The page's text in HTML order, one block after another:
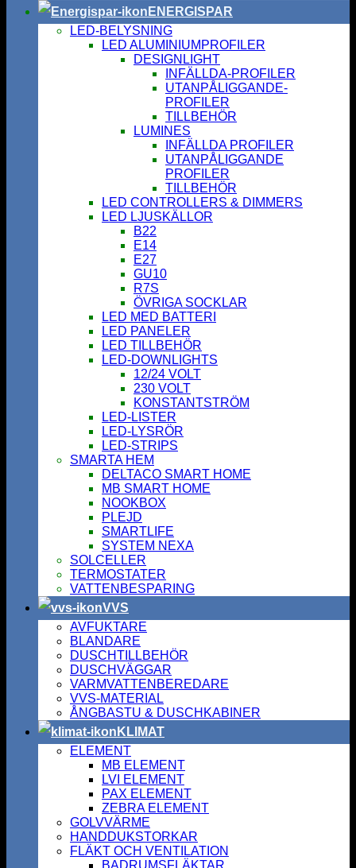
ENERGISPAR
LED-BELYSNING
LED ALUMINIUMPROFILER
DESIGNLIGHT
INFÄLLDA-PROFILER
UTANPÅLIGGANDE-
PROFILER
TILLBEHÖR
LUMINES
INFÄLLDA PROFILER
UTANPÅLIGGANDE
PROFILER
TILLBEHÖR
LED CONTROLLERS & DIMMERS
LED LJUSKÄLLOR
B22
E14
E27
GU10
R7S
ÖVRIGA SOCKLAR
LED MED BATTERI
LED PANELER
LED TILLBEHÖR
LED-DOWNLIGHTS
12/24 VOLT
230 VOLT
KONSTANTSTRÖM
LED-LISTER
LED-LYSRÖR
LED-STRIPS
SMARTA HEM
DELTACO SMART HOME
MB SMART HOME
NOOKBOX
PLEJD
SMARTLIFE
SYSTEM NEXA
SOLCELLER
TERMOSTATER
VATTENBESPARING
VVS
AVFUKTARE
BLANDARE
DUSCHTILLBEHÖR
DUSCHVÄGGAR
VARMVATTENBEREDARE
VVS-MATERIAL
ÅNGBASTU & DUSCHKABINER
KLIMAT
ELEMENT
MB ELEMENT
LVI ELEMENT
PAX ELEMENT
ZEBRA ELEMENT
GOLVVÄRME
HANDDUKSTORKAR
FLÄKT OCH VENTILATION
BADRUMSFLÄKTAR